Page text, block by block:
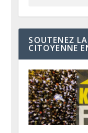
SOUTENEZ
CITOYENNE